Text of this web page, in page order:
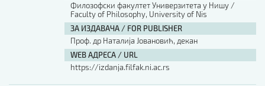
Филозофски факултет Универзитета у Нишу /
Faculty of Philosophy, University of Nis
ЗА ИЗДАВАЧА / FOR PUBLISHER
Проф. др Наталија Јовановић, декан
WEB АДРЕСА / URL
https://izdanja.filfak.ni.ac.rs